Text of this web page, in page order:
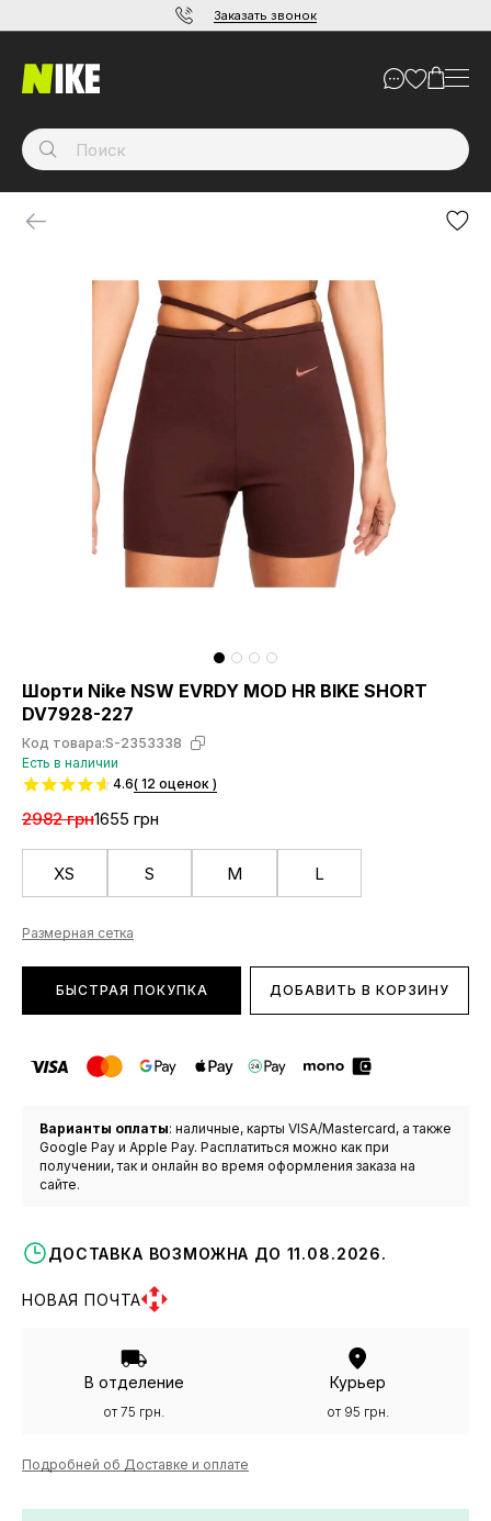
Заказать звонок
Шорти Nike NSW EVRDY MOD HR BIKE SHORT
DV7928-227
Код товара:S-2353338
Есть в наличии
4.6( 12 оценок )
2982 грн1655 грн
XS S M L
Размерная сетка
БЫСТРАЯ ПОКУПКА ДОБАВИТЬ В КОРЗИНУ
Варианты оплаты: наличные, карты VISA/Mastercard, а также
Google Pay и Apple Pay. Расплатиться можно как при
получении, так и онлайн во время оформления заказа на
сайте.
ДОСТАВКА ВОЗМОЖНА ДО 11.08.2026.
НОВАЯ ПОЧТА
В отделение
от 75 грн.
Курьер
от 95 грн.
Подробней об Доставке и оплате